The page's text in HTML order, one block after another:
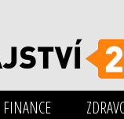
FINANCE